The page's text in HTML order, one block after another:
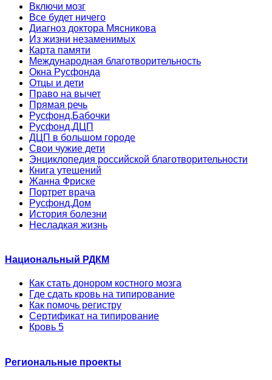
Включи мозг
Все будет ничего
Диагноз доктора Мясникова
Из жизни незаменимых
Карта памяти
Международная благотворительность
Окна Русфонда
Отцы и дети
Право на вычет
Прямая речь
Русфонд.Бабочки
Русфонд.ДЦП
ДЦП в большом городе
Свои чужие дети
Энциклопедия российской благотворительности
Книга утешений
Жанна Фриске
Портрет врача
Русфонд.Дом
История болезни
Несладкая жизнь
Национальный РДКМ
Как стать донором костного мозга
Где сдать кровь на типирование
Как помочь регистру
Сертификат на типирование
Кровь 5
Региональные проекты